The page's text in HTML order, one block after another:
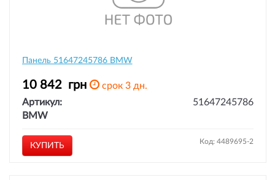
Панель 51647245786 BMW
10 842 грн
срок 3 дн.
Артикул:
51647245786
BMW
КУПИТЬ Код: 4489695-2